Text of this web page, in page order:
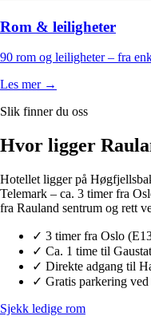
Rom & leiligheter
90 rom og leiligheter – fra
Les mer →
Slik finner du oss
Hvor ligger
Hotellet ligger på
Telemark – ca. 3 timer fra
fra Rauland sentrum og rett
✓ 3 timer fra Oslo
✓ Ca. 1 time til
✓ Direkte adgang til
✓ Gratis parkering ved
Sjekk ledige rom